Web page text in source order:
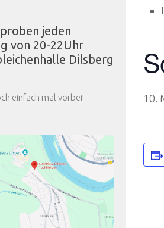
10.
jeden
von 20-22Uhr
Dilsberg
einfach mal vorbei!-